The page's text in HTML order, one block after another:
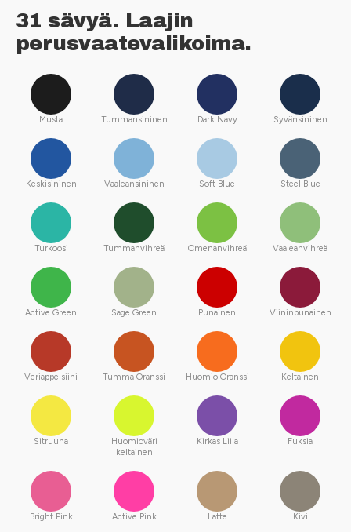
31 sävyä. Laajin
perusvaatevalikoima.
Musta Tummansininen Dark Navy Syvänsininen
Keskisininen Vaaleansininen Soft Blue Steel Blue
Turkoosi Tummanvihreä Omenanvihreä Vaaleanvihreä
Active Green Sage Green Punainen Viininpunainen
Veriappelsiini Tumma Oranssi Huomio Oranssi Keltainen
Sitruuna
Huomioväri
keltainen
Kirkas Liila Fuksia
Bright Pink Active Pink Latte Kivi